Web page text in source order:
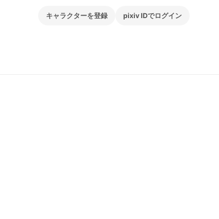
キャラクターを登録 pixiv IDでログイン